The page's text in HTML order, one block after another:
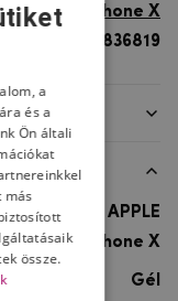
iPhone X
8596579836819
APPLE
iPhone X
Gél
a
és a
Ön általi
más
össze.